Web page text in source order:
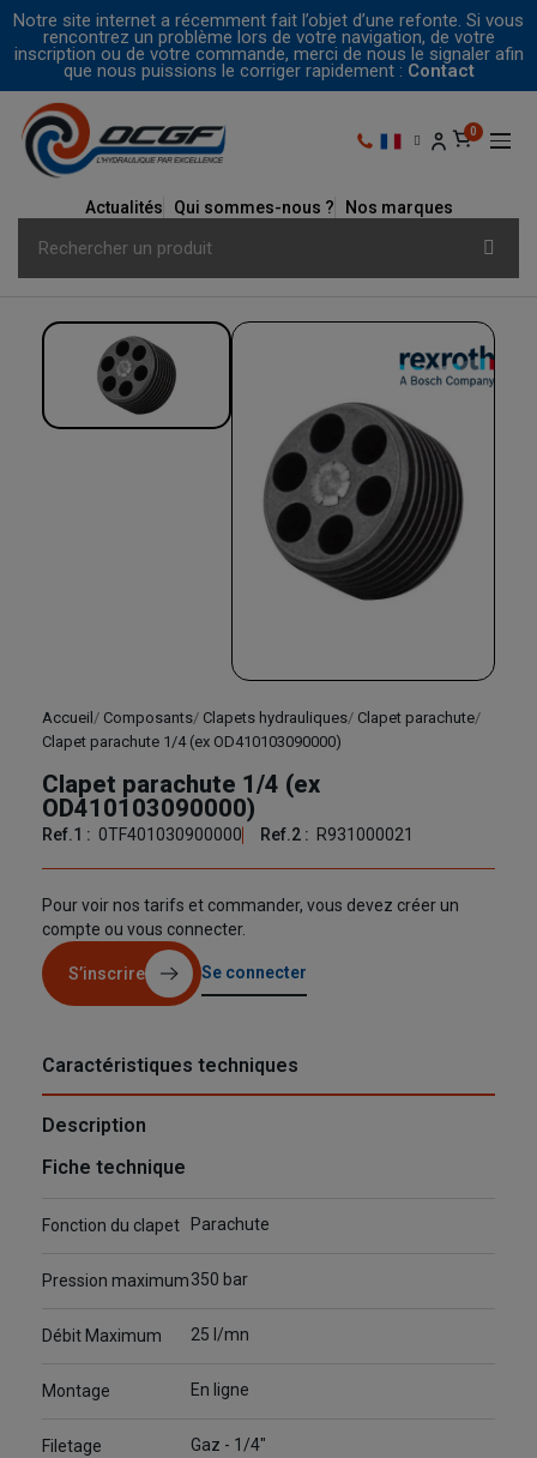
Notre site internet a récemment fait l’objet d’une refonte. Si vous
rencontrez un problème lors de votre navigation, de votre
inscription ou de votre commande, merci de nous le signaler afin
que nous puissions le corriger rapidement : Contact
Actualités Qui sommes-nous ? Nos marques
Accueil Composants Clapets hydrauliques Clapet parachute
Clapet parachute 1/4 (ex OD410103090000)
Clapet parachute 1/4 (ex
OD410103090000)
Ref.1 : 0TF401030900000 Ref.2 : R931000021
Pour voir nos tarifs et commander, vous devez créer un
compte ou vous connecter.
S’inscrire Se connecter
Caractéristiques techniques
Description
Fiche technique
Fonction du clapet Parachute
Pression maximum350 bar
Débit Maximum 25 l/mn
Montage En ligne
Filetage Gaz - 1/4"